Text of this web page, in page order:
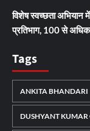
विशेष स्वच्छता अभियान
प्रतिभाग, 100 से अधिक
Tags
ANKITA BHANDARI
DUSHYANT